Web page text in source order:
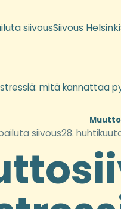
siivousSiivous Helsinki
mitä kannattaa
siivous28.